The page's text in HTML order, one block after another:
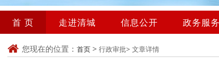
首 页 走进清城 信息公开 政务服
您现在的位置： 首页 > 行政审批> 文章详情